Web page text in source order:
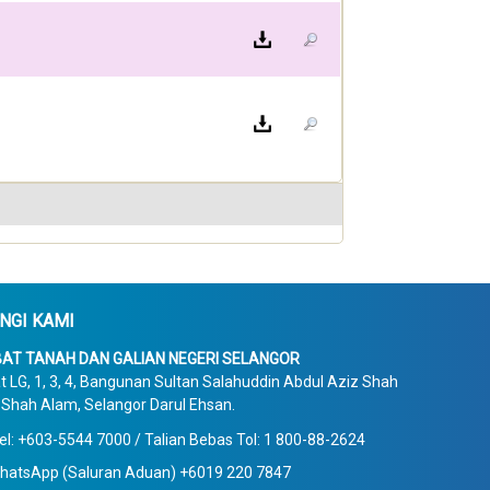
KAMI
TANAH DAN GALIAN NEGERI SELANGOR
LG, 1, 3, 4, Bangunan Sultan Salahuddin Abdul Aziz Shah
Alam, Selangor Darul Ehsan.
+603-5544 7000 / Talian Bebas Tol: 1 800-88-2624
(Saluran Aduan) +6019 220 7847